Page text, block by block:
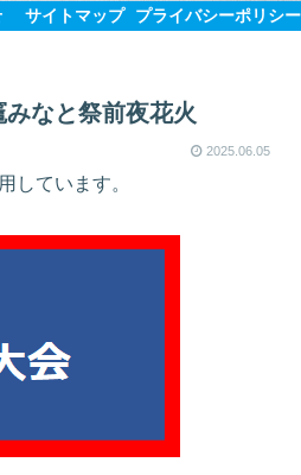
サイトマップ プライバシーポリシー
なと祭前夜花火
2025.06.05
しています。